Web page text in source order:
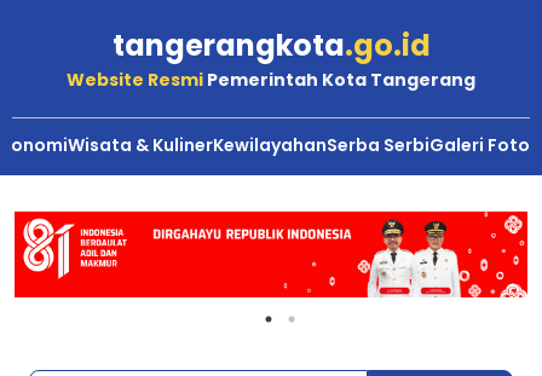
tangerangkota.go.id
Website Resmi Pemerintah Kota Tangerang
Wisata & KulinerKewilayahanSerba SerbiGaleri Foto